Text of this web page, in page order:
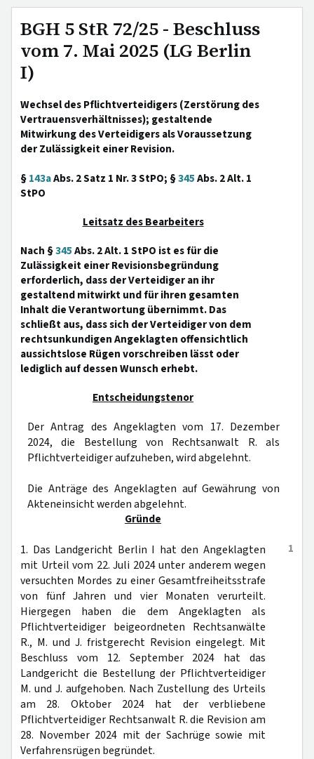
BGH 5 StR 72/25 - Beschluss
vom 7. Mai 2025 (LG Berlin
I)
Wechsel des Pflichtverteidigers (Zerstörung des
Vertrauensverhältnisses); gestaltende
Mitwirkung des Verteidigers als Voraussetzung
der Zulässigkeit einer Revision.
§143aAbs. 2 Satz 1 Nr. 3 StPO; §345Abs. 2 Alt. 1
StPO
Leitsatz des Bearbeiters
Nach §345Abs. 2 Alt. 1 StPO ist es für die
Zulässigkeit einer Revisionsbegründung
erforderlich, dass der Verteidiger an ihr
gestaltend mitwirkt und für ihren gesamten
Inhalt die Verantwortung übernimmt. Das
schließt aus, dass sich der Verteidiger von dem
rechtsunkundigen Angeklagten offensichtlich
aussichtslose Rügen vorschreiben lässt oder
lediglich auf dessen Wunsch erhebt.
Entscheidungstenor
Der Antrag des Angeklagten vom 17. Dezember
2024, die Bestellung von Rechtsanwalt R. als
Pflichtverteidiger aufzuheben, wird abgelehnt.
Die Anträge des Angeklagten auf Gewährung von
Akteneinsicht werden abgelehnt.
Gründe
1
1. Das Landgericht Berlin I hat den Angeklagten
mit Urteil vom 22. Juli 2024 unter anderem wegen
versuchten Mordes zu einer Gesamtfreiheitsstrafe
von fünf Jahren und vier Monaten verurteilt.
Hiergegen haben die dem Angeklagten als
Pflichtverteidiger beigeordneten Rechtsanwälte
R., M. und J. fristgerecht Revision eingelegt. Mit
Beschluss vom 12. September 2024 hat das
Landgericht die Bestellung der Pflichtverteidiger
M. und J. aufgehoben. Nach Zustellung des Urteils
am 28. Oktober 2024 hat der verbliebene
Pflichtverteidiger Rechtsanwalt R. die Revision am
28. November 2024 mit der Sachrüge sowie mit
Verfahrensrügen begründet.